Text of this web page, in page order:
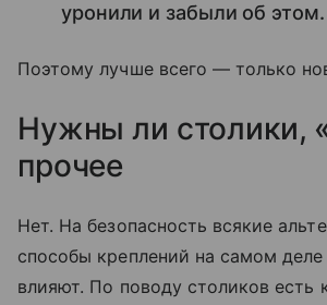
уронили и забыли об этом.
Поэтому лучше всего — только
Нужны ли столики,
прочее
Нет. На безопасность всякие
способы креплений на самом деле
влияют. По поводу столиков есть